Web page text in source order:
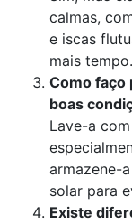
calmas,
e iscas
mais tempo.
Como faço
boas
Lave-a
armazene-
solar para
Existe